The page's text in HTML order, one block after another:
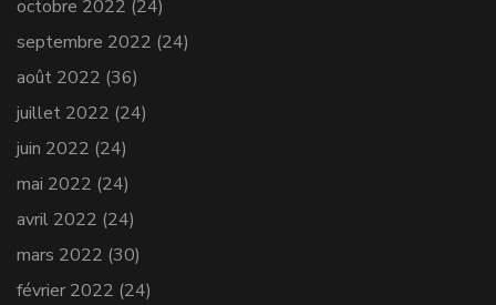
octobre 2022 (24)
septembre 2022 (24)
août 2022 (36)
juillet 2022 (24)
juin 2022 (24)
mai 2022 (24)
avril 2022 (24)
mars 2022 (30)
février 2022 (24)